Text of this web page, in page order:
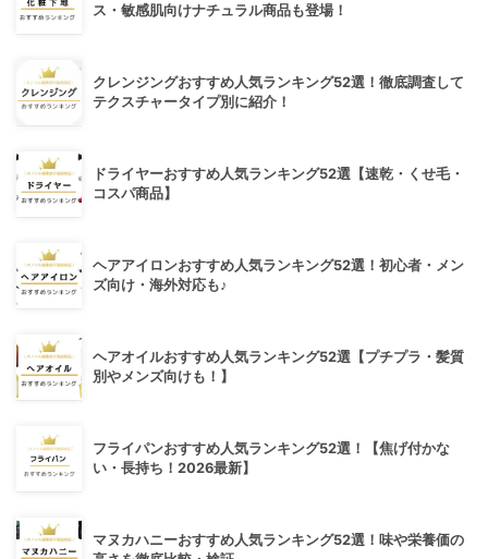
ス・敏感肌向けナチュラル商品も登場！
クレンジングおすすめ人気ランキング52選！徹底調査して
テクスチャータイプ別に紹介！
ドライヤーおすすめ人気ランキング52選【速乾・くせ毛・
コスパ商品】
ヘアアイロンおすすめ人気ランキング52選！初心者・メン
ズ向け・海外対応も♪
ヘアオイルおすすめ人気ランキング52選【プチプラ・髪質
別やメンズ向けも！】
フライパンおすすめ人気ランキング52選！【焦げ付かな
い・長持ち！2026最新】
マヌカハニーおすすめ人気ランキング52選！味や栄養価の